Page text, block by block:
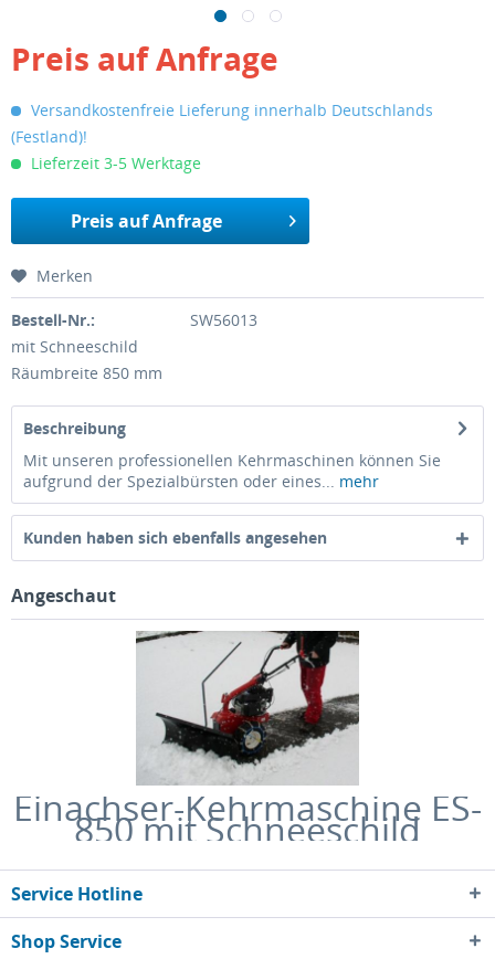
Preis auf Anfrage
Versandkostenfreie Lieferung innerhalb Deutschlands
(Festland)!
Lieferzeit 3-5 Werktage
Preis auf Anfrage
Merken
Bestell-Nr.:
SW56013
mit Schneeschild
Räumbreite 850 mm
Beschreibung
Mit unseren professionellen Kehrmaschinen können Sie
aufgrund der Spezialbürsten oder eines... mehr
Kunden haben sich ebenfalls angesehen
Angeschaut
Einachser-Kehrmaschine ES-
850 mit Schneeschild
Service Hotline
Shop Service